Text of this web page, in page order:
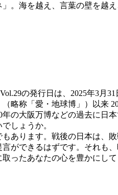
。海を越え、言葉の壁を越
の発行日は、2025年3
略称「愛・地球博」）以
の大阪万博などの過去に日
しょうか。
あります。戦後の日本は
ができるはずです。それ
ったあなたの心を豊かにし